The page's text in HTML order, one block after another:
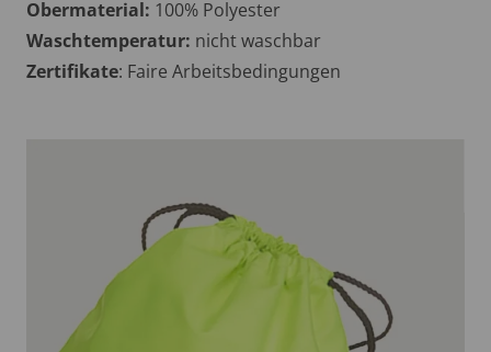
Obermaterial: 100% Polyester
Waschtemperatur: nicht waschbar
Zertifikate: Faire Arbeitsbedingungen